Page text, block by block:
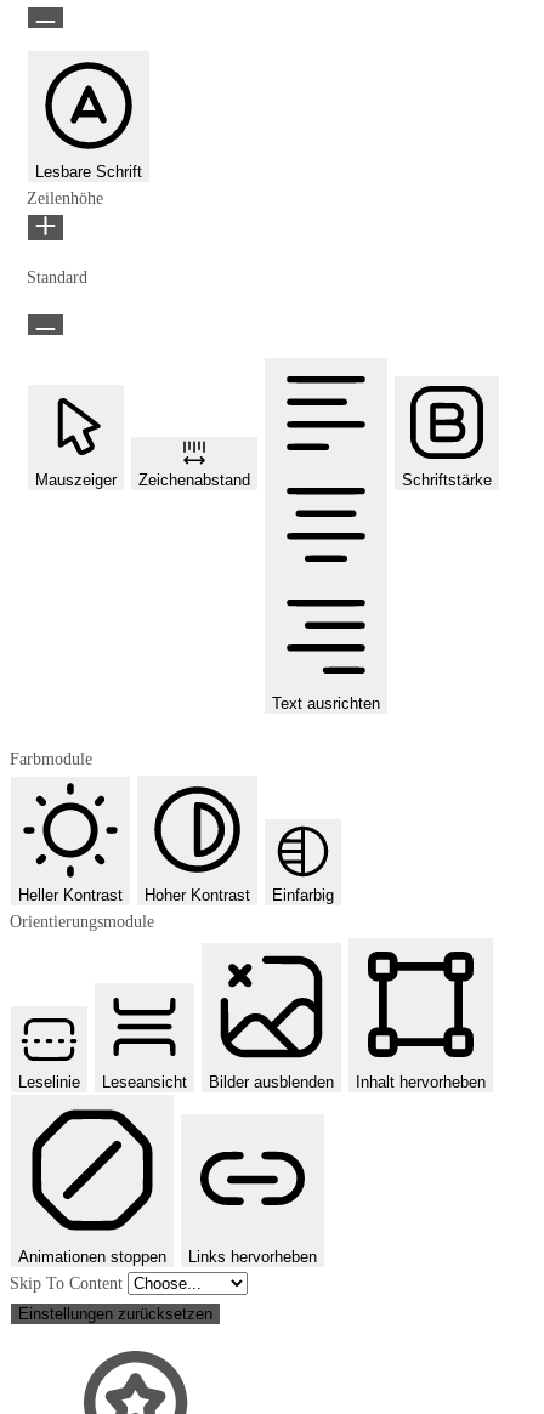
Lesbare Schrift
Zeilenhöhe
Standard
Mauszeiger Zeichenabstand
Text ausrichten
Schriftstärke
Farbmodule
Heller Kontrast Hoher Kontrast
Einfarbig
Orientierungsmodule
Leselinie Leseansicht Bilder ausblenden Inhalt hervorheben
Animationen stoppen
Links hervorheben
Skip To Content
Einstellungen zurücksetzen